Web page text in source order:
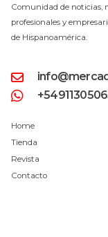
Comunidad de noticias,
profesionales y
de Hispanoamérica.
Home
Tienda
Revista
Contacto